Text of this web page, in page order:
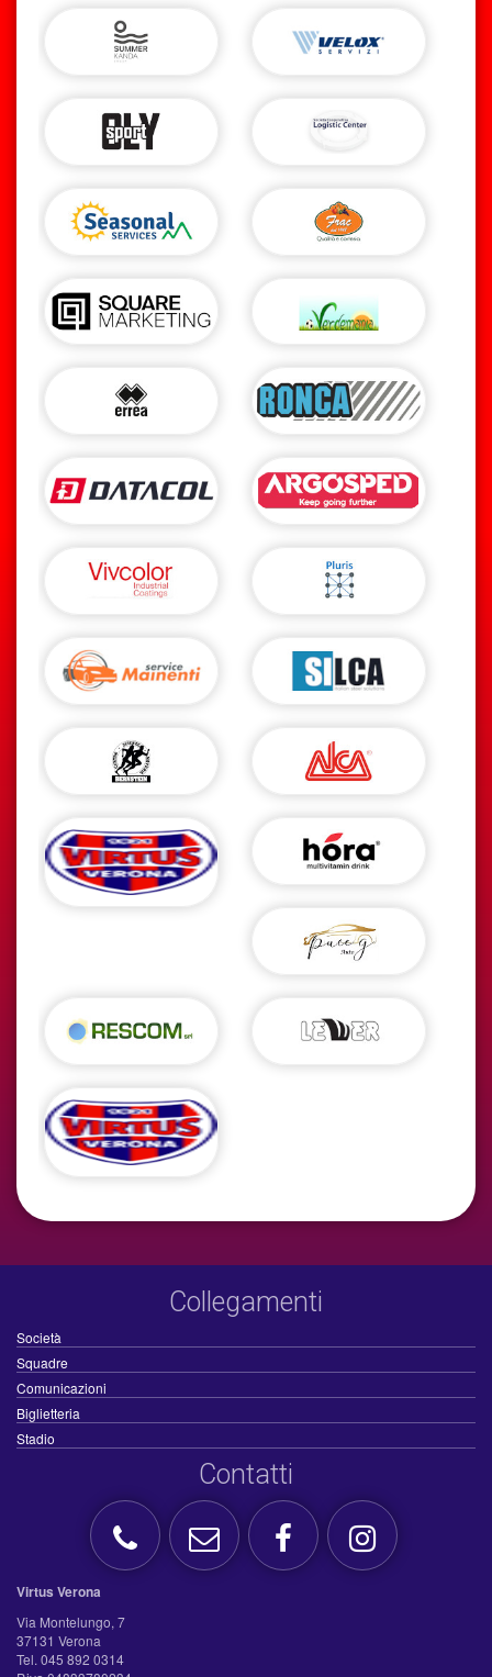
Collegamenti
Società
Squadre
Comunicazioni
Biglietteria
Stadio
Contatti
Virtus Verona
Via Montelungo, 7
37131 Verona
Tel. 045 892 0314